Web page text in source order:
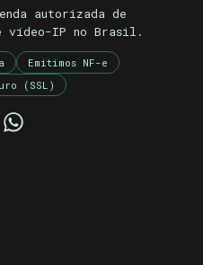
autorizada de
vídeo-IP no Brasil.
Emitimos NF-e
(SSL)